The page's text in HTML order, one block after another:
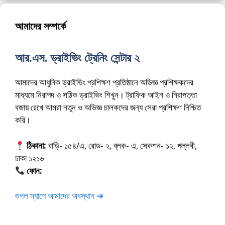
আমাদের সম্পর্কে
আর.এস. ড্রাইভিং ট্রেনিং সেন্টার ২
আমাদের আধুনিক ড্রাইভিং প্রশিক্ষণ প্রতিষ্ঠানে অভিজ্ঞ প্রশিক্ষকদের
মাধ্যমে নিরাপদ ও সঠিক ড্রাইভিং শিখুন। ট্রাফিক আইন ও নিরাপত্তা
বজায় রেখে আমরা নতুন ও অভিজ্ঞ চালকদের জন্য সেরা প্রশিক্ষণ নিশ্চিত
করি।
ঠিকানা: বাড়ি- ১৫৪/এ, রোড- ২, ব্লক- এ, সেকশন- ১২, পল্লবী,
ঢাকা ১২১৬
ফোন:
গুগল ম্যাপে আমাদের অবস্থান ➔